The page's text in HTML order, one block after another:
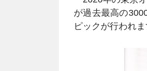
が過去最高の
ピックが行われま